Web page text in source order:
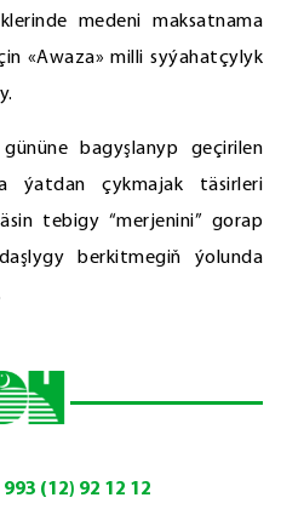
medeni maksatnama
«Awaza» milli syýahatçylyk
bagyşlanyp geçirilen
ýatdan çykmajak täsirleri
tebigy “merjenini” gorap
berkitmegiň ýolunda
993 (12) 92 12 12